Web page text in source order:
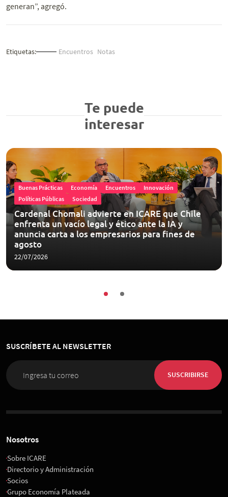
generan”, agregó.
Etiquetas: Encuentros Notas
Te puede
interesar
Buenas Prácticas Economía Encuentros
Innovación
Políticas Públicas
Sociedad
Cardenal Chomali advierte en ICARE que Chile
enfrenta un vacío legal y ético ante la IA y
anuncia carta a los empresarios para fines de
agosto
22/07/2026
SUSCRÍBETE AL NEWSLETTER
SUSCRIBIRSE
Nosotros
Sobre ICARE
Directorio y Administración
Socios
Grupo Economía Plateada